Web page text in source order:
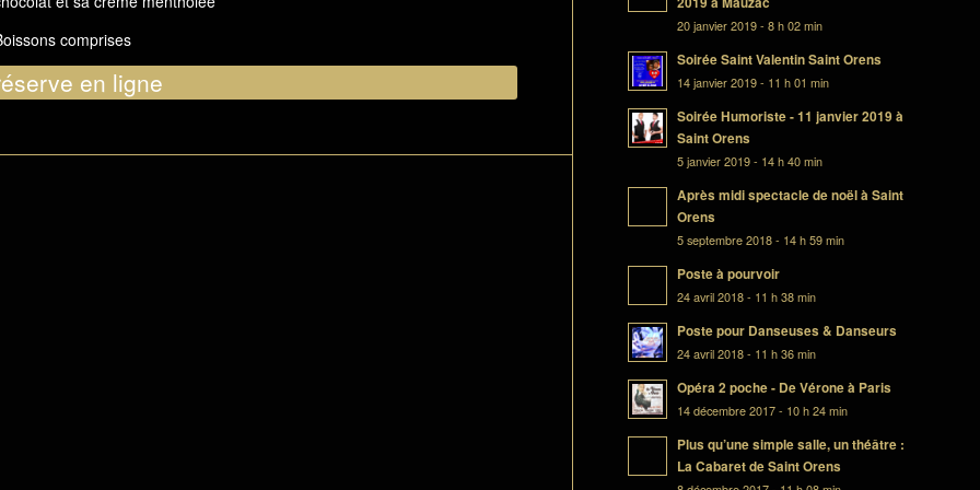
comprises
en ligne
20 janvier 2019 - 8 h 02 min
Soirée Saint Valentin Saint Orens
14 janvier 2019 - 11 h 01 min
Soirée Humoriste - 11 janvier 2019 à
Saint Orens
5 janvier 2019 - 14 h 40 min
Après midi spectacle de noël à Saint
Orens
5 septembre 2018 - 14 h 59 min
Poste à pourvoir
24 avril 2018 - 11 h 38 min
Poste pour Danseuses & Danseurs
24 avril 2018 - 11 h 36 min
Opéra 2 poche - De Vérone à Paris
14 décembre 2017 - 10 h 24 min
Plus qu’une simple salle, un théâtre :
La Cabaret de Saint Orens